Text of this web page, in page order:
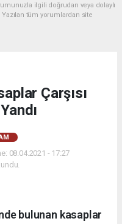
ilgili doğrudan veya dolaylı
tüm yorumlardan site
Çarşısı
08.04.2021 - 17:27
bulunan kasaplar